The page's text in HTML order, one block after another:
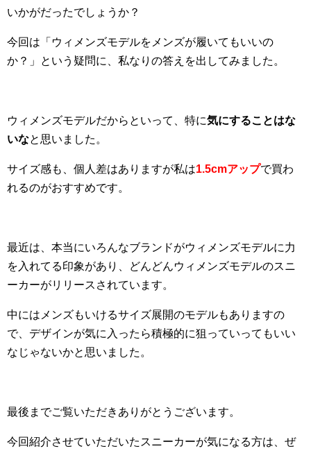
いかがだったでしょうか？
今回は「ウィメンズモデルをメンズが履いてもいいの
か？」という疑問に、私なりの答えを出してみました。
ウィメンズモデルだからといって、特に気にすることはな
いなと思いました。
サイズ感も、個人差はありますが私は1.5cmアップで買わ
れるのがおすすめです。
最近は、本当にいろんなブランドがウィメンズモデルに力
を入れてる印象があり、どんどんウィメンズモデルのスニ
ーカーがリリースされています。
中にはメンズもいけるサイズ展開のモデルもありますの
で、デザインが気に入ったら積極的に狙っていってもいい
なじゃないかと思いました。
最後までご覧いただきありがとうございます。
今回紹介させていただいたスニーカーが気になる方は、ぜ